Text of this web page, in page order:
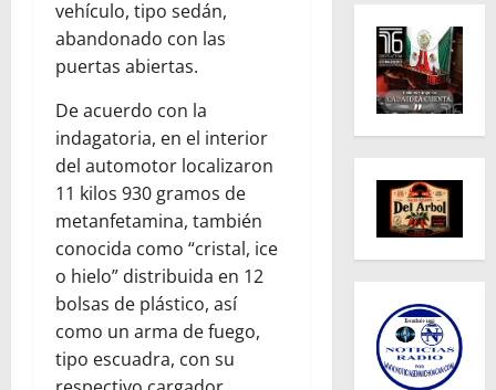
vehículo, tipo sedán,
abandonado con las
puertas abiertas.
De acuerdo con la
indagatoria, en el interior
del automotor localizaron
11 kilos 930 gramos de
metanfetamina, también
conocida como “cristal, ice
o hielo” distribuida en 12
bolsas de plástico, así
como un arma de fuego,
tipo escuadra, con su